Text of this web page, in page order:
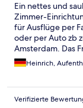
Ein nettes und
Zimmer-
für Ausflüge per
oder per Auto zb
Amsterdam. Das
Restaurant
Vielen Dank an
Heinrich,
Verifizierte